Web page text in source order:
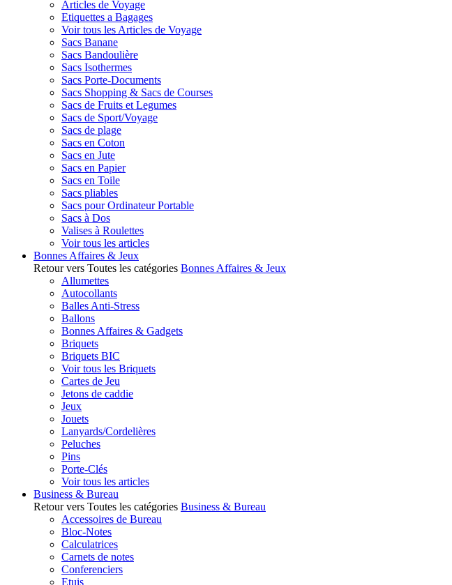
Articles de Voyage
Etiquettes a Bagages
Voir tous les Articles de Voyage
Sacs Banane
Sacs Bandoulière
Sacs Isothermes
Sacs Porte-Documents
Sacs Shopping & Sacs de Courses
Sacs de Fruits et Legumes
Sacs de Sport/Voyage
Sacs de plage
Sacs en Coton
Sacs en Jute
Sacs en Papier
Sacs en Toile
Sacs pliables
Sacs pour Ordinateur Portable
Sacs à Dos
Valises à Roulettes
Voir tous les articles
Bonnes Affaires & Jeux
Retour vers Toutes les catégories Bonnes Affaires & Jeux
Allumettes
Autocollants
Balles Anti-Stress
Ballons
Bonnes Affaires & Gadgets
Briquets
Briquets BIC
Voir tous les Briquets
Cartes de Jeu
Jetons de caddie
Jeux
Jouets
Lanyards/Cordelières
Peluches
Pins
Porte-Clés
Voir tous les articles
Business & Bureau
Retour vers Toutes les catégories Business & Bureau
Accessoires de Bureau
Bloc-Notes
Calculatrices
Carnets de notes
Conferenciers
Etuis